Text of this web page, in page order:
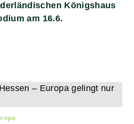
Königshaus
am 16.6.